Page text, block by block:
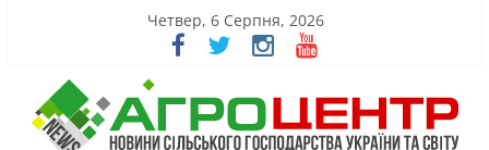
Четвер, 6 Серпня, 2026